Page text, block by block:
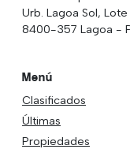
Urb. Lagoa Sol,
8400-357 Lagoa -
Menú
Clasificados
Últimas
Propiedades